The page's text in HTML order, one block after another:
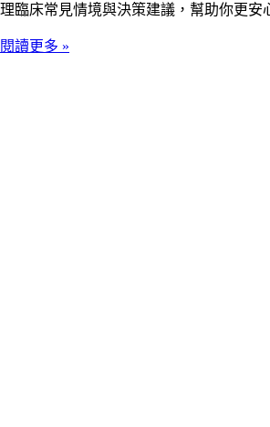
理臨床常見情境與決策建議，幫助你更安
閱讀更多 »